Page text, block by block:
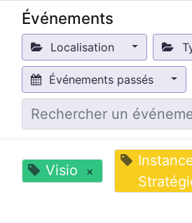
Événements
Localisation
Événements passés
Visio ×